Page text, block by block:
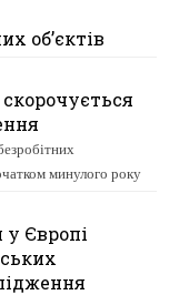
об’єктів
минулого року
у Європі